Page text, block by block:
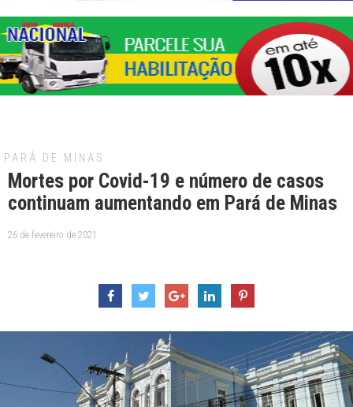
PARÁ DE MINAS
Mortes por Covid-19 e número de casos
continuam aumentando em Pará de Minas
26 de fevereiro de 2021